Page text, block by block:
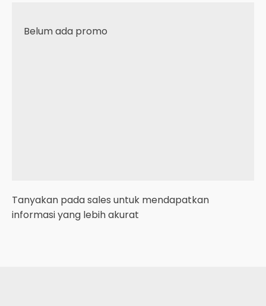
Belum ada promo
Tanyakan pada sales untuk mendapatkan
informasi yang lebih akurat